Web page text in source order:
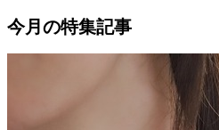
今月の特集記事